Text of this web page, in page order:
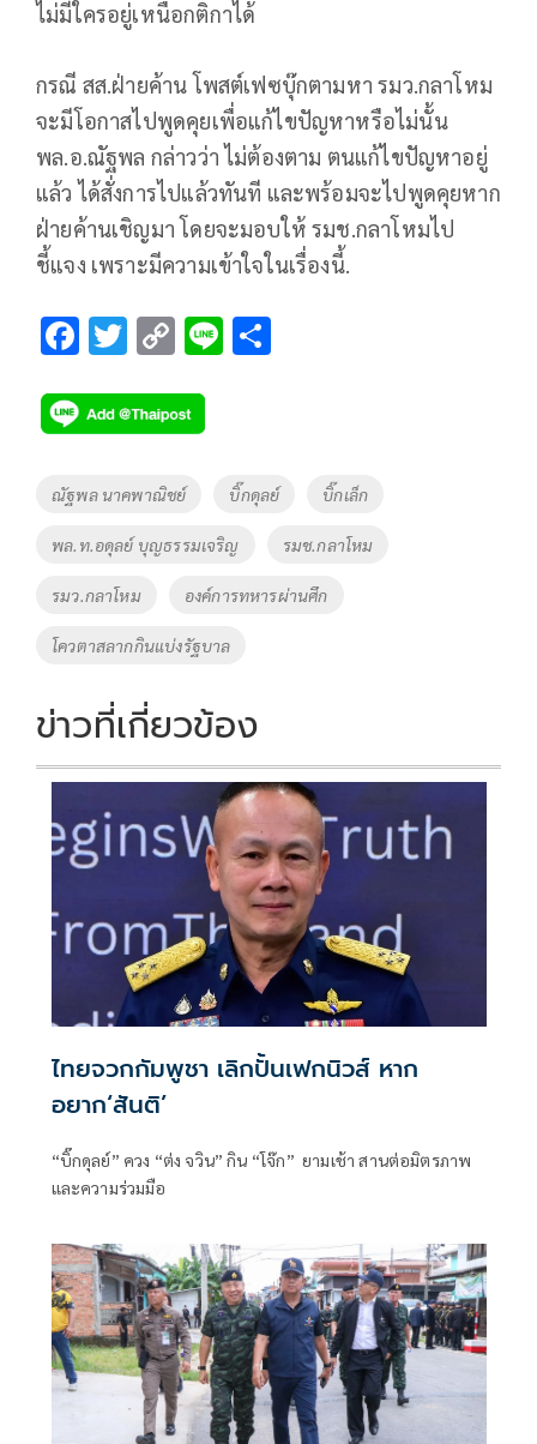
ไม่มีใครอยู่เหนือกติกาได้
กรณี สส.ฝ่ายค้าน โพสต์เฟซบุ๊กตามหา รมว.กลาโหม
จะมีโอกาสไปพูดคุยเพื่อแก้ไขปัญหาหรือไม่นั้น
พล.อ.ณัฐพล กล่าวว่า ไม่ต้องตาม ตนแก้ไขปัญหาอยู่
แล้ว ได้สั่งการไปแล้วทันที และพร้อมจะไปพูดคุยหาก
ฝ่ายค้านเชิญมา โดยจะมอบให้ รมช.กลาโหมไป
ชี้แจง เพราะมีความเข้าใจในเรื่องนี้.
F
e
b
o
k
T
tt
er
C
p
y
Li
k
Li
Tags
ณัฐพล นาคพาณิชย์ บิ๊กดุลย์ บิ๊กเล็ก
พล.ท.อดุลย์ บุญธรรมเจริญ รมช.กลาโหม
รมว.กลาโหม องค์การทหารผ่านศึก
โควตาสลากกินแบ่งรัฐบาล
ข่าวที่เกี่ยวข้อง
ไทยจวกกัมพูชา เลิกปั้นเฟกนิวส์ หาก
อยาก‘สันติ’
“บิ๊กดุลย์” ควง “ต่ง จวิน” กิน “โจ๊ก” ยามเช้า สานต่อมิตรภาพ
และความร่วมมือ